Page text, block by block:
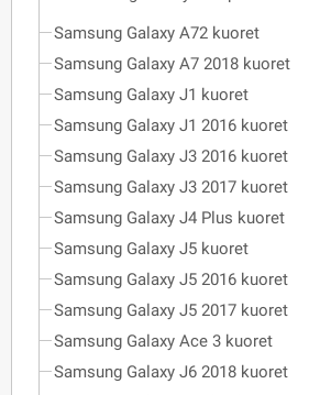
Samsung Galaxy A72 kuoret
Samsung Galaxy A7 2018 kuoret
Samsung Galaxy J1 kuoret
Samsung Galaxy J1 2016 kuoret
Samsung Galaxy J3 2016 kuoret
Samsung Galaxy J3 2017 kuoret
Samsung Galaxy J4 Plus kuoret
Samsung Galaxy J5 kuoret
Samsung Galaxy J5 2016 kuoret
Samsung Galaxy J5 2017 kuoret
Samsung Galaxy Ace 3 kuoret
Samsung Galaxy J6 2018 kuoret